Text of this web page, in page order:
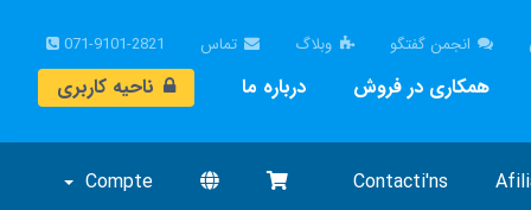
ناحیه کاربری درباره ما همکاری در فروش
071-9101-2821 تماس وبلاگ انجمن گفتگو
Contacti'ns
Compte